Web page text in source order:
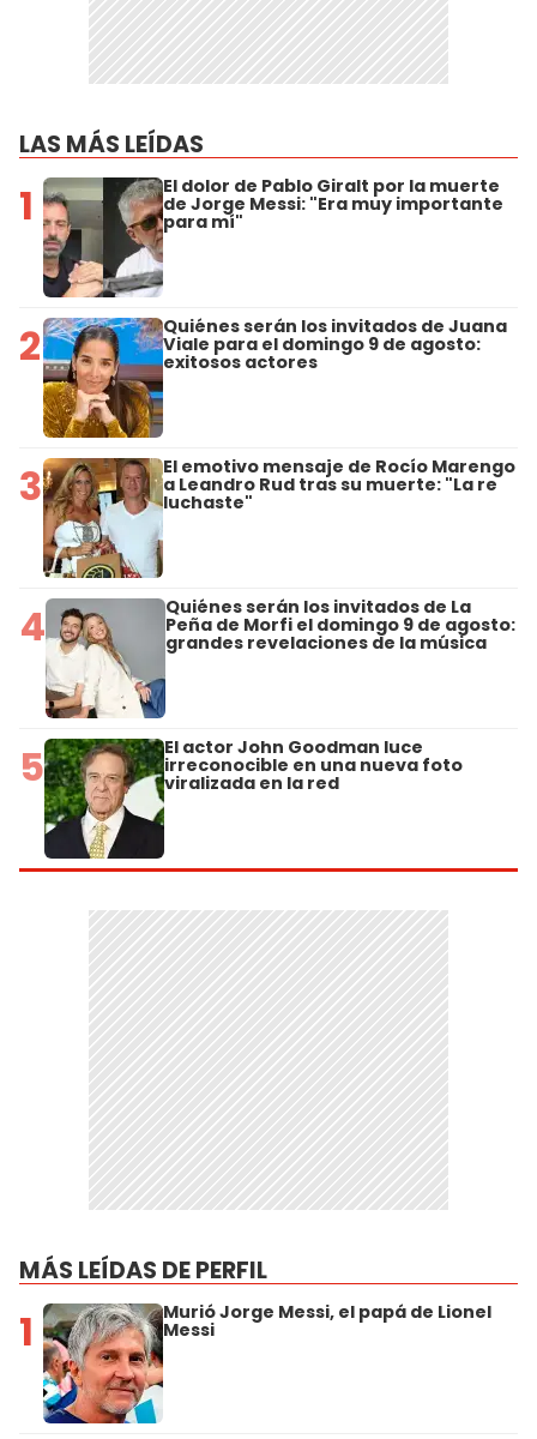
LAS MÁS LEÍDAS
1 El dolor de Pablo Giralt por la muerte
de Jorge Messi: "Era muy importante
para mí"
2 Quiénes serán los invitados de Juana
Viale para el domingo 9 de agosto:
exitosos actores
3 El emotivo mensaje de Rocío Marengo
a Leandro Rud tras su muerte: "La re
luchaste"
4 Quiénes serán los invitados de La
Peña de Morfi el domingo 9 de agosto:
grandes revelaciones de la música
5 El actor John Goodman luce
irreconocible en una nueva foto
viralizada en la red
MÁS LEÍDAS DE PERFIL
1 Murió Jorge Messi, el papá de Lionel
Messi